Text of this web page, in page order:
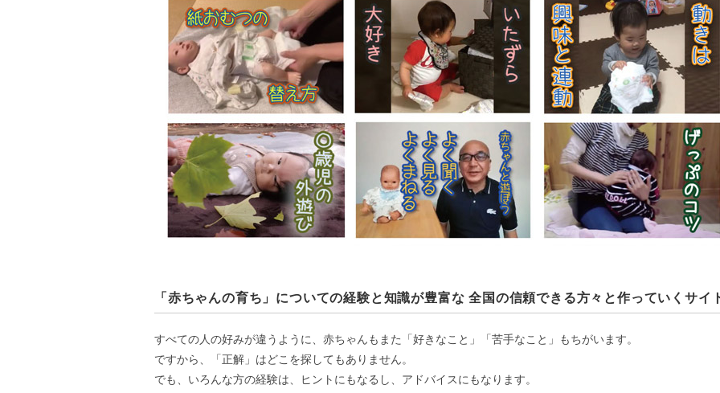
「赤ちゃんの育ち」についての経験と知識が豊富な 全国の信頼できる方々と作っていくサイ
すべての人の好みが違うように、赤ちゃんもまた「好きなこと」「苦手なこと」もちがいます。
ですから、「正解」はどこを探してもありません。
でも、いろんな方の経験は、ヒントにもなるし、アドバイスにもなります。